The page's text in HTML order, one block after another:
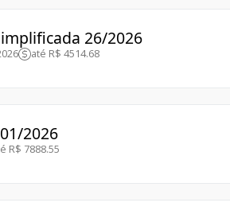
26/2026
até R$ 4514.68
2026
R$ 7888.55